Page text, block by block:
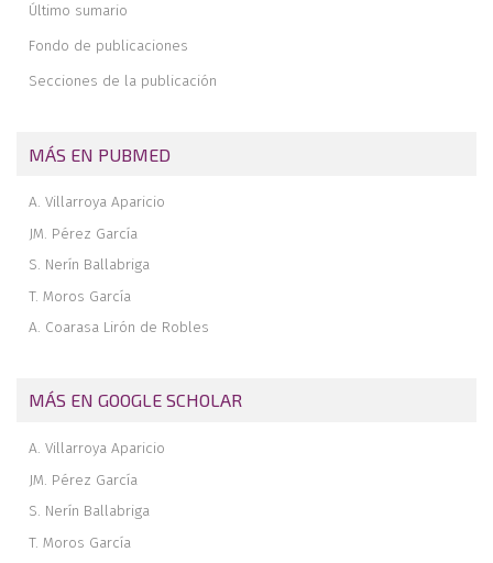
Último sumario
Fondo de publicaciones
Secciones de la publicación
MÁS EN PUBMED
A. Villarroya Aparicio
JM. Pérez García
S. Nerín Ballabriga
T. Moros García
A. Coarasa Lirón de Robles
MÁS EN GOOGLE SCHOLAR
A. Villarroya Aparicio
JM. Pérez García
S. Nerín Ballabriga
T. Moros García